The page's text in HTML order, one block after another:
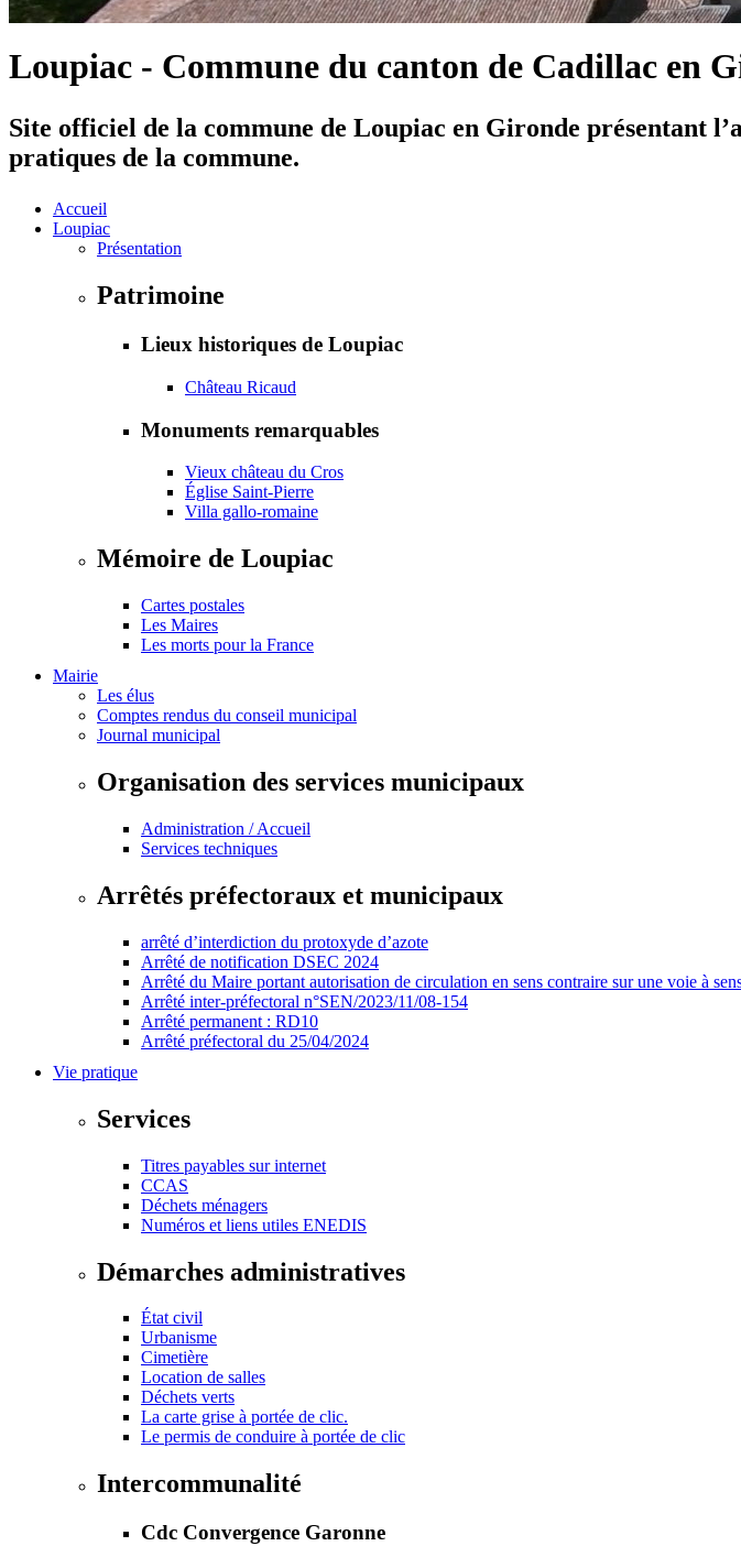
Loupiac - Commune du canton de Cadillac en
Site officiel de la commune de Loupiac en Gironde présentant
pratiques de la commune.
Accueil
Loupiac
Présentation
Patrimoine
Lieux historiques de Loupiac
Château Ricaud
Monuments remarquables
Vieux château du Cros
Église Saint-Pierre
Villa gallo-romaine
Mémoire de Loupiac
Cartes postales
Les Maires
Les morts pour la France
Mairie
Les élus
Comptes rendus du conseil municipal
Journal municipal
Organisation des services municipaux
Administration / Accueil
Services techniques
Arrêtés préfectoraux et municipaux
arrêté d’interdiction du protoxyde d’azote
Arrêté de notification DSEC 2024
Arrêté du Maire portant autorisation de circulation en sens contraire sur une voie à
Arrêté inter-préfectoral n°SEN/2023/11/08-154
Arrêté permanent : RD10
Arrêté préfectoral du 25/04/2024
Vie pratique
Services
Titres payables sur internet
CCAS
Déchets ménagers
Numéros et liens utiles ENEDIS
Démarches administratives
État civil
Urbanisme
Cimetière
Location de salles
Déchets verts
La carte grise à portée de clic.
Le permis de conduire à portée de clic
Intercommunalité
Cdc Convergence Garonne